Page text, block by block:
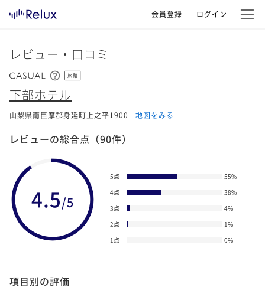
会員登録 ログイン
レビュー・口コミ
旅館
下部ホテル
山梨県南巨摩郡身延町上之平1900 地図をみる
レビューの総合点 （90件）
4.5/5
5点 55%
4点
38%
3点
4%
2点
1%
1点
0%
項目別の評価